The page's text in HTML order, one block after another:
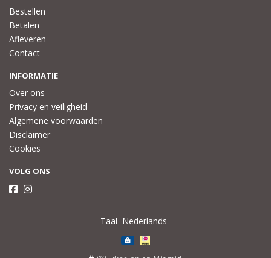
Bestellen
Betalen
Afleveren
Contact
INFORMATIE
Over ons
Privacy en veiligheid
Algemene voorwaarden
Disclaimer
Cookies
VOLG ONS
Taal